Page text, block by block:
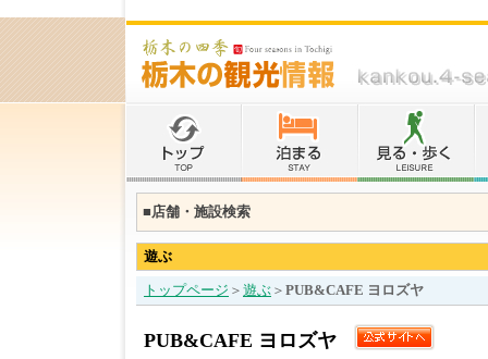
■店舗・施設検索
遊ぶ
トップページ ＞ 遊ぶ ＞ PUB&CAFE ヨロズヤ
PUB&CAFE ヨロズヤ